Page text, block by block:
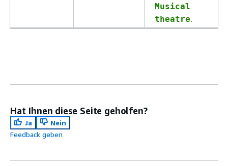
Musical
theatre.
Hat Ihnen diese Seite geholfen?
Ja
Nein
Feedback geben